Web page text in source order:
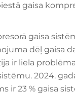
gaisa
gaisa
dēļ gaisa
ir liela
2024.
ir 23 % gaisa